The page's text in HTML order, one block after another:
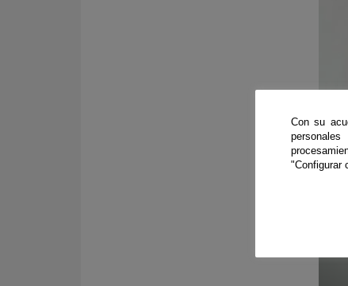
Con su
"Configurar